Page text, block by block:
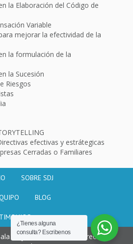
la Elaboración del Código de
Variable
mejorar la efectividad de la
la formulación de la
la Sucesión
Riesgos
efectivas y estrátegicas
Cerradas o Familiares
SOBRE SDJ
BLOG
de juntas. Todos los derechos
¿Tienes alguna
consulta? Escribenos